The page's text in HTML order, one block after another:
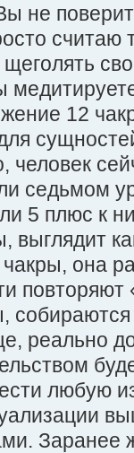
не
12
человек
седьмом
5 плюс к
выглядит
она
реально
любую
Заранее